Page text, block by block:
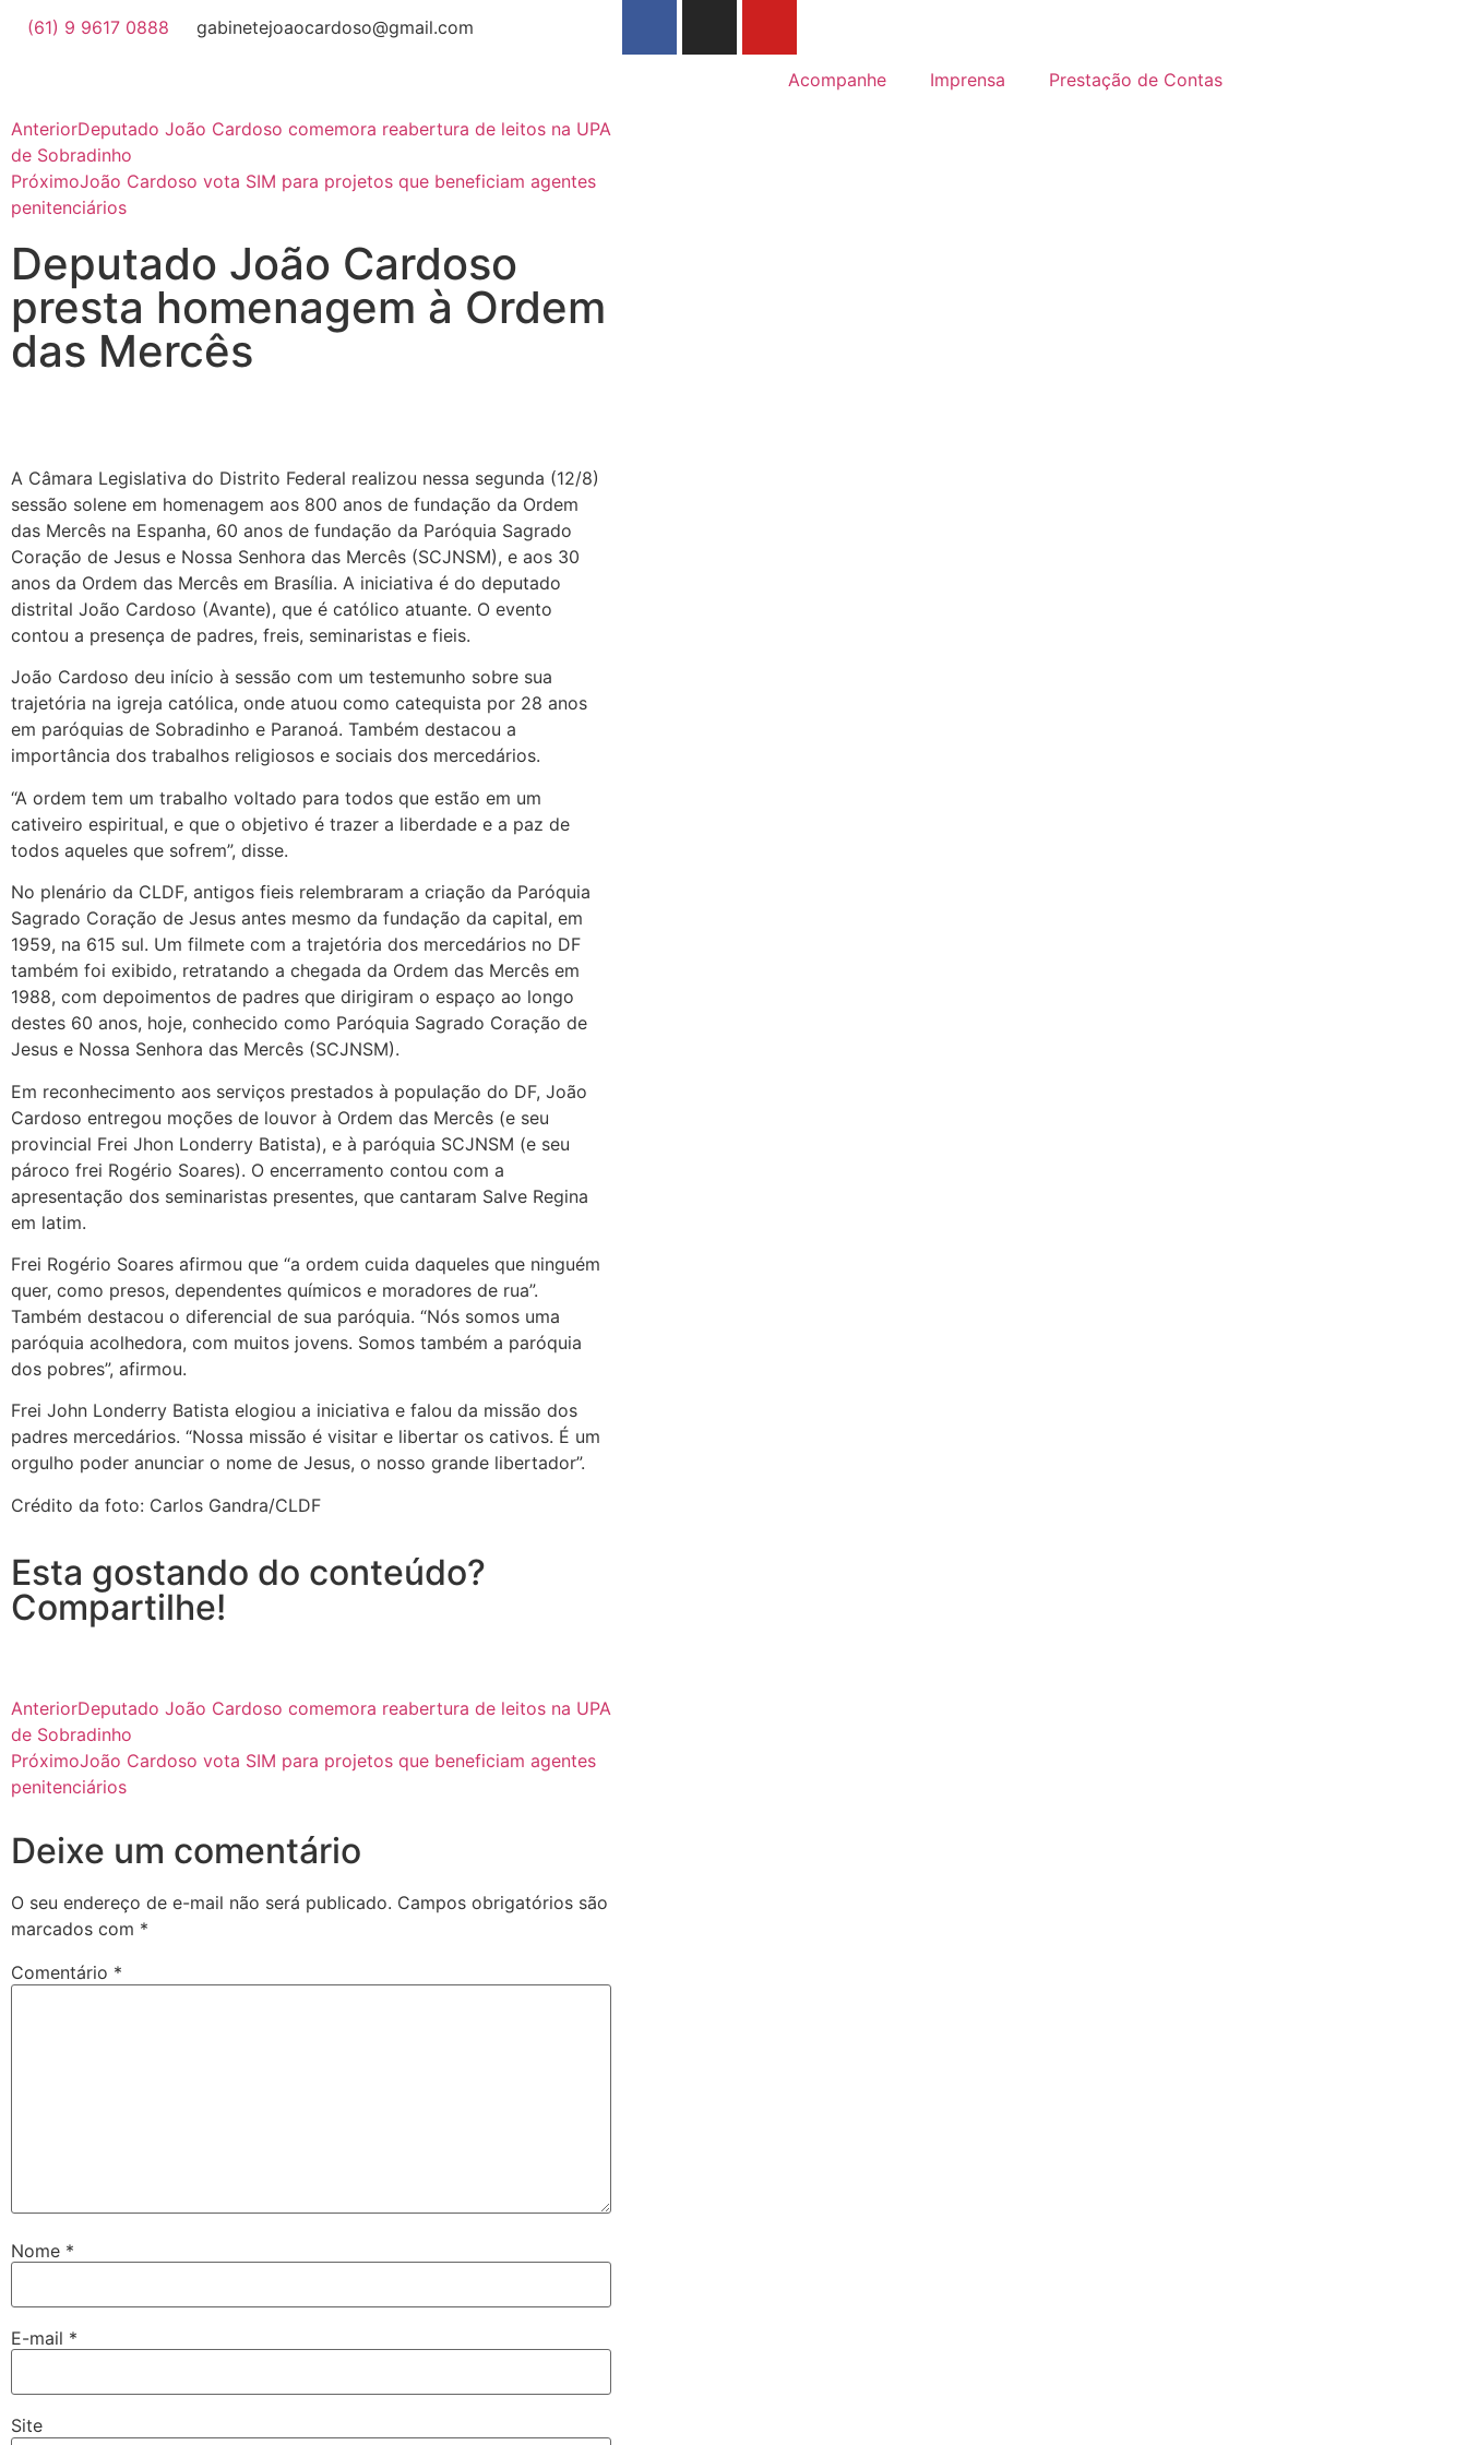
(61) 9 9617 0888 gabinetejoaocardoso@gmail.com
Acompanhe Imprensa Prestação de Contas
AnteriorDeputado João Cardoso comemora reabertura de leitos na UPA
de Sobradinho
PróximoJoão Cardoso vota SIM para projetos que beneficiam agentes
penitenciários
Deputado João Cardoso
presta homenagem à Ordem
das Mercês
A Câmara Legislativa do Distrito Federal realizou nessa segunda (12/8)
sessão solene em homenagem aos 800 anos de fundação da Ordem
das Mercês na Espanha, 60 anos de fundação da Paróquia Sagrado
Coração de Jesus e Nossa Senhora das Mercês (SCJNSM), e aos 30
anos da Ordem das Mercês em Brasília. A iniciativa é do deputado
distrital João Cardoso (Avante), que é católico atuante. O evento
contou a presença de padres, freis, seminaristas e fieis.
João Cardoso deu início à sessão com um testemunho sobre sua
trajetória na igreja católica, onde atuou como catequista por 28 anos
em paróquias de Sobradinho e Paranoá. Também destacou a
importância dos trabalhos religiosos e sociais dos mercedários.
“A ordem tem um trabalho voltado para todos que estão em um
cativeiro espiritual, e que o objetivo é trazer a liberdade e a paz de
todos aqueles que sofrem”, disse.
No plenário da CLDF, antigos fieis relembraram a criação da Paróquia
Sagrado Coração de Jesus antes mesmo da fundação da capital, em
1959, na 615 sul. Um filmete com a trajetória dos mercedários no DF
também foi exibido, retratando a chegada da Ordem das Mercês em
1988, com depoimentos de padres que dirigiram o espaço ao longo
destes 60 anos, hoje, conhecido como Paróquia Sagrado Coração de
Jesus e Nossa Senhora das Mercês (SCJNSM).
Em reconhecimento aos serviços prestados à população do DF, João
Cardoso entregou moções de louvor à Ordem das Mercês (e seu
provincial Frei Jhon Londerry Batista), e à paróquia SCJNSM (e seu
pároco frei Rogério Soares). O encerramento contou com a
apresentação dos seminaristas presentes, que cantaram Salve Regina
em latim.
Frei Rogério Soares afirmou que “a ordem cuida daqueles que ninguém
quer, como presos, dependentes químicos e moradores de rua”.
Também destacou o diferencial de sua paróquia. “Nós somos uma
paróquia acolhedora, com muitos jovens. Somos também a paróquia
dos pobres”, afirmou.
Frei John Londerry Batista elogiou a iniciativa e falou da missão dos
padres mercedários. “Nossa missão é visitar e libertar os cativos. É um
orgulho poder anunciar o nome de Jesus, o nosso grande libertador”.
Crédito da foto: Carlos Gandra/CLDF
Esta gostando do conteúdo?
Compartilhe!
AnteriorDeputado João Cardoso comemora reabertura de leitos na UPA
de Sobradinho
PróximoJoão Cardoso vota SIM para projetos que beneficiam agentes
penitenciários
Deixe um comentário
O seu endereço de e-mail não será publicado. Campos obrigatórios são
marcados com *
Comentário *
Nome *
E-mail *
Site